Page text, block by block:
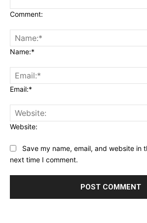
Comment:
Name:*
Email:*
Website:
Save my name, email, and website in
next time I comment.